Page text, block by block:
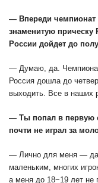
— Впереди
знаменитую прическу
России дойдет до
— Думаю, да.
Россия дошла до
выходить. Все в наших
— Ты попал в первую
почти не играл за
— Лично для меня —
маленьким, многих
а меня до 18−19 лет не